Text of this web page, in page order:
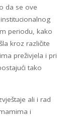
da se ove
periodu, kako
kroz različite
preživjela i pri
tako
ali i rad
i